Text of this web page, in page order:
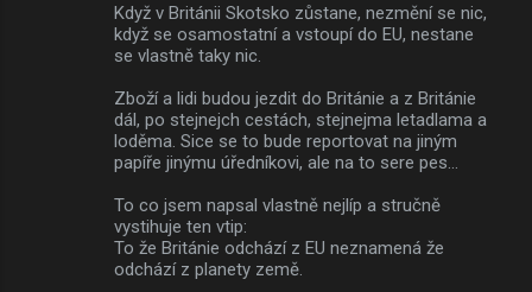
Když v Británii Skotsko zůstane, nezmění se nic,
když se osamostatní a vstoupí do EU, nestane
se vlastně taky nic.
Zboží a lidi budou jezdit do Británie a z Británie
dál, po stejnejch cestách, stejnejma letadlama a
loděma. Sice se to bude reportovat na jiným
papíře jinýmu úředníkovi, ale na to sere pes...
To co jsem napsal vlastně nejlíp a stručně
vystihuje ten vtip:
To že Británie odchází z EU neznamená že
odchází z planety země.